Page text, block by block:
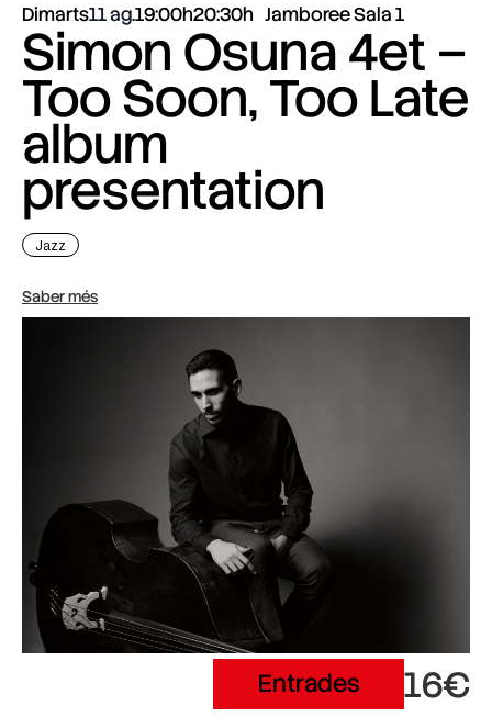
Dimarts11 ag.19:00h20:30h Jamboree Sala 1
Simon Osuna 4et –
Too Soon, Too Late
album
presentation
Jazz
Saber més
Entrades 16€